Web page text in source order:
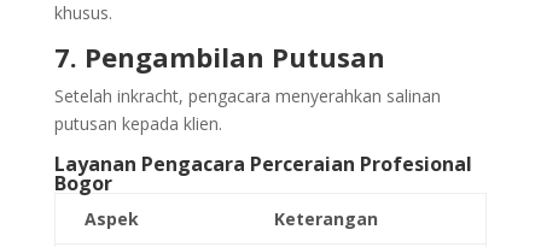
khusus.
7. Pengambilan Putusan
Setelah inkracht, pengacara menyerahkan salinan
putusan kepada klien.
Layanan Pengacara Perceraian Profesional
Bogor
Aspek Keterangan